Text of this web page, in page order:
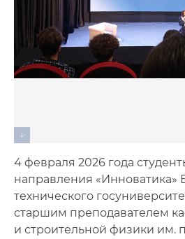
4 февраля 2026 года
направления «Инноватика»
технического
старшим преподавателем
и строительной физики им.